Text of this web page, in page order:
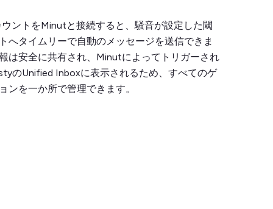
ントをMinutと接続すると、騒音が設定した閾
へタイムリーで自動のメッセージを送信できま
は安全に共有され、Minutによってトリガーされ
のUnified Inboxに表示されるため、すべてのゲ
ンを一か所で管理できます。